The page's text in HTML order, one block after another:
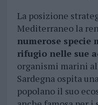
La posizione
Mediterraneo la
numerose specie
rifugio nelle sue
organismi marini
Sardegna ospita
popolano il suo